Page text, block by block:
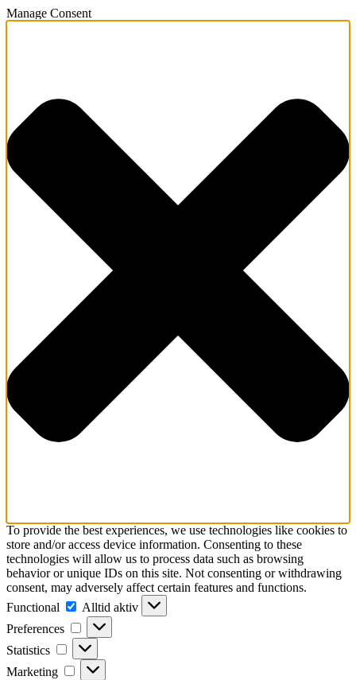
Manage Consent
To provide the best experiences, we use technologies like cookies to
store and/or access device information. Consenting to these
technologies will allow us to process data such as browsing
behavior or unique IDs on this site. Not consenting or withdrawing
consent, may adversely affect certain features and functions.
Functional
Functional
Alltid aktiv
Preferences
Preferences
Statistics Statistics
Marketing Marketing